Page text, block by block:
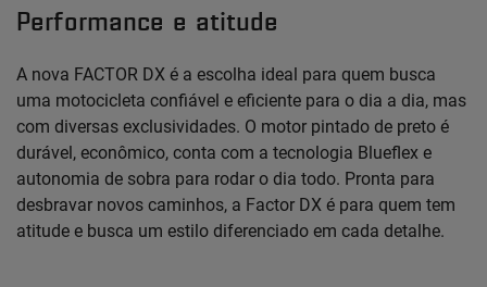
Performance e atitude
A nova FACTOR DX é a escolha ideal para quem busca
uma motocicleta confiável e eficiente para o dia a dia, mas
com diversas exclusividades. O motor pintado de preto é
durável, econômico, conta com a tecnologia Blueflex e
autonomia de sobra para rodar o dia todo. Pronta para
desbravar novos caminhos, a Factor DX é para quem tem
atitude e busca um estilo diferenciado em cada detalhe.